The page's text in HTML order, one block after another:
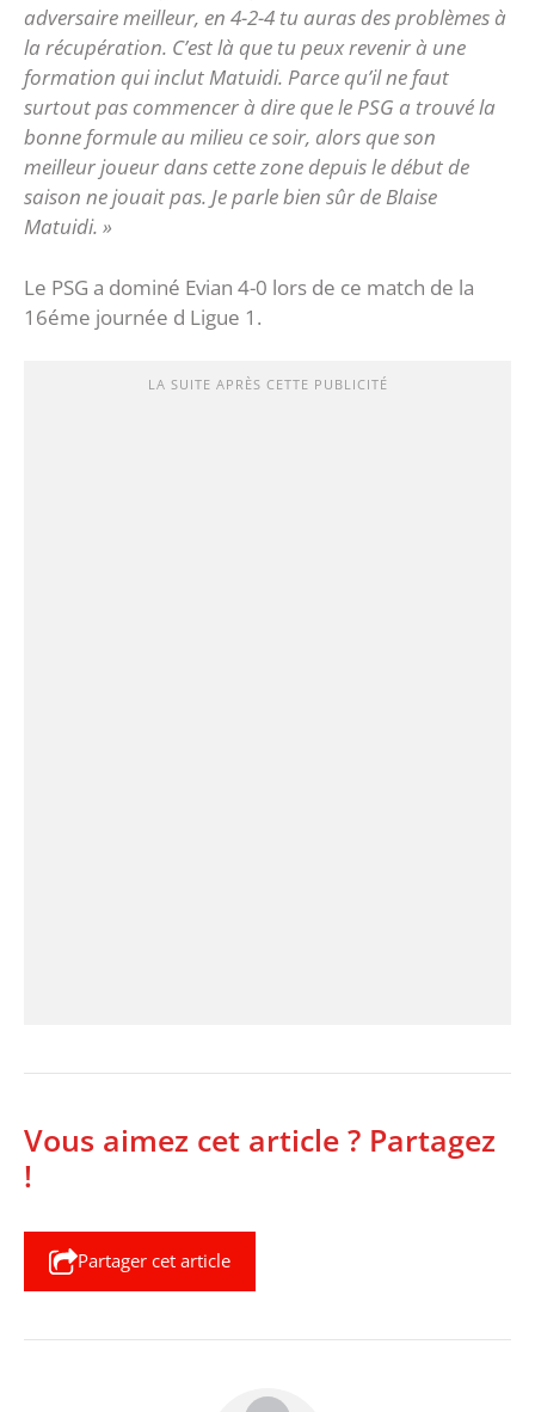
adversaire meilleur, en 4-2-4 tu auras des problèmes à
la récupération. C’est là que tu peux revenir à une
formation qui inclut Matuidi. Parce qu’il ne faut
surtout pas commencer à dire que le PSG a trouvé la
bonne formule au milieu ce soir, alors que son
meilleur joueur dans cette zone depuis le début de
saison ne jouait pas. Je parle bien sûr de Blaise
Matuidi. »
Le PSG a dominé Evian 4-0 lors de ce match de la
16éme journée d Ligue 1.
LA SUITE APRÈS CETTE PUBLICITÉ
Vous aimez cet article ? Partagez
!
Partager cet article